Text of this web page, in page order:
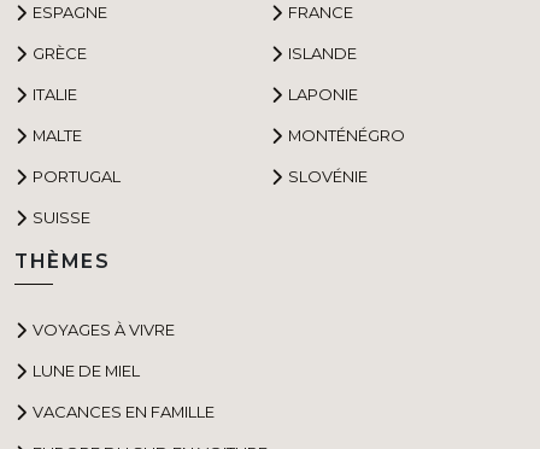
ESPAGNE FRANCE
GRÈCE ISLANDE
ITALIE LAPONIE
MALTE MONTÉNÉGRO
PORTUGAL SLOVÉNIE
SUISSE
THÈMES
VOYAGES À VIVRE
LUNE DE MIEL
VACANCES EN FAMILLE